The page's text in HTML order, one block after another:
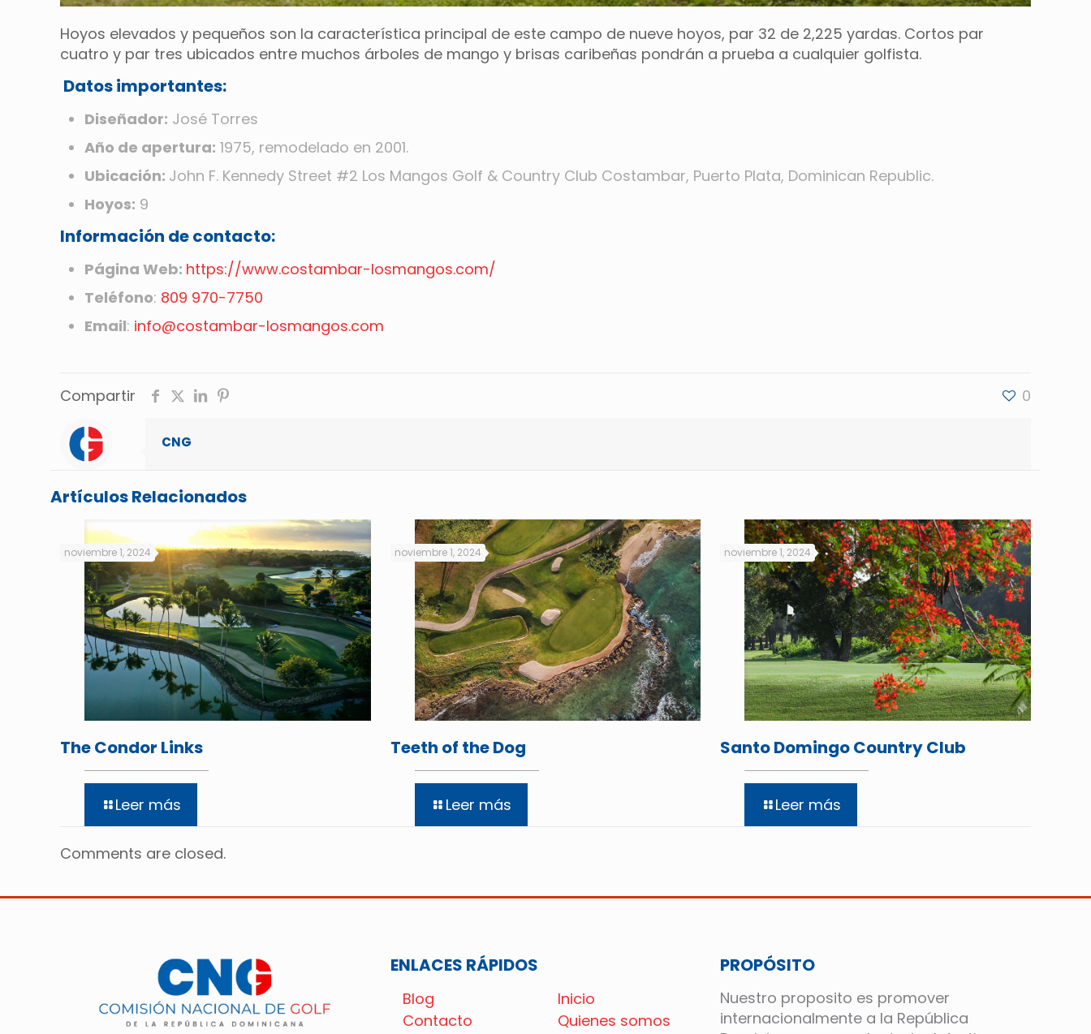
Hoyos elevados y pequeños son la característica principal de este campo de nueve hoyos, par 32 de 2,225 yardas. Cortos par
cuatro y par tres ubicados entre muchos árboles de mango y brisas caribeñas pondrán a prueba a cualquier golfista.
Datos importantes:
Diseñador: José Torres
Año de apertura: 1975, remodelado en 2001.
Ubicación: John F. Kennedy Street #2 Los Mangos Golf & Country Club Costambar, Puerto Plata, Dominican Republic.
Hoyos: 9
Información de contacto:
Página Web: https://www.costambar-losmangos.com/
Teléfono: 809 970-7750
Email: info@costambar-losmangos.com
Compartir 0
CNG
Artículos Relacionados
noviembre 1, 2024
The Condor Links
Leer más
noviembre 1, 2024
Teeth of the Dog
Leer más
noviembre 1, 2024
Santo Domingo Country Club
Leer más
Comments are closed.
ENLACES RÁPIDOS
Blog
Contacto
Inicio
Quienes somos
PROPÓSITO
Nuestro proposito es promover
internacionalmente a la República